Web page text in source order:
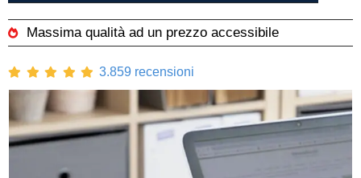
Massima qualità ad un prezzo accessibile
3.859 recensioni